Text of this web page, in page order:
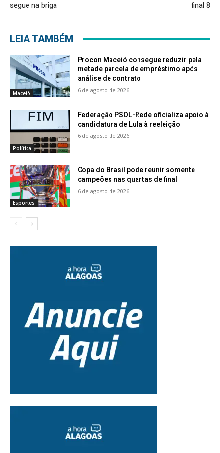
segue na briga final 8
LEIA TAMBÉM
Maceió
Procon Maceió consegue reduzir pela
metade parcela de empréstimo após
análise de contrato
6 de agosto de 2026
Política
Federação PSOL-Rede oficializa apoio à
candidatura de Lula à reeleição
6 de agosto de 2026
Esportes
Copa do Brasil pode reunir somente
campeões nas quartas de final
6 de agosto de 2026